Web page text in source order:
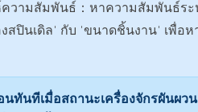
วามสัมพันธ์： หาความสัมพันธ์ระ
สปินเดิล' กับ 'ขนาดชิ้นงาน' เพื่อห
นทันทีเมื่อสถานะเครื่องจักรผันผว